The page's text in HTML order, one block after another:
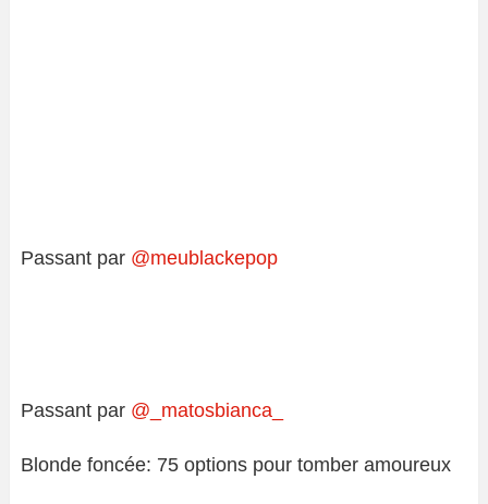
Passant par @meublackepop
Passant par @_matosbianca_
Blonde foncée: 75 options pour tomber amoureux